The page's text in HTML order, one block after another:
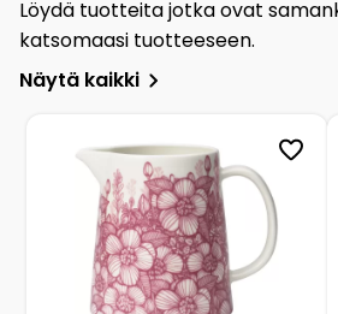
Löydä tuotteita jotka ovat
katsomaasi tuotteeseen.
Näytä kaikki